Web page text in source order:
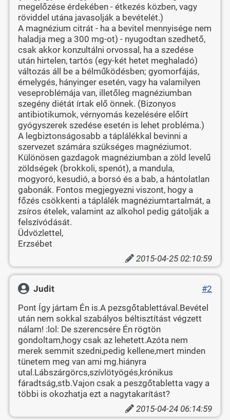
megelőzése érdekében - étkezés közben, vagy
röviddel utána javasolják a bevételét.)
A magnézium citrát - ha a bevitel mennyisége nem
haladja meg a 300 mg-ot) - nyugodtan szedhető,
csak akkor konzultálni orvossal, ha a szedése
után hirtelen, tartós (egy-két hetet meghaladó)
változás áll be a bélműködésben; gyomorfájás,
émelygés, hányinger esetén, vagy ha valamilyen
veseproblémája van, illetőleg magnéziumban
szegény diétát írtak elő önnek. (Bizonyos
antibiotikumok, vérnyomás kezelésére előírt
gyógyszerek szedése esetén is lehet probléma.)
A legbiztonságosabb a táplálékkal bevinni a
szervezet számára szükséges magnéziumot.
Különösen gazdagok magnéziumban a zöld levelű
zöldségek (brokkoli, spenót), a mandula,
mogyoró, kesudió, a borsó és a bab, a hántolatlan
gabonák. Fontos megjegyezni viszont, hogy a
főzés csökkenti a táplálék magnéziumtartalmát, a
zsíros ételek, valamint az alkohol pedig gátolják a
felszívódását.
Üdvözlettel,
Erzsébet
2015-04-25 02:10:59
Judit
#2
Pont Így jártam Én is.A pezsgőtablettával.Bevétel
után nem sokkal szabályos béltisztítást végzett
nálam! :lol: De szerencsére Én rögtön
gondoltam,hogy csak az lehetett.Azóta nem
merek semmit szedni,pedig kellene,mert minden
tünetem meg van ami mg.hiányra
utal.Lábszárgörcs,szívlötyögés,krónikus
fáradtság,stb.Vajon csak a peszgőtabletta vagy a
többi is okozhatja ezt a nagytakarítást?
2015-04-24 06:14:59